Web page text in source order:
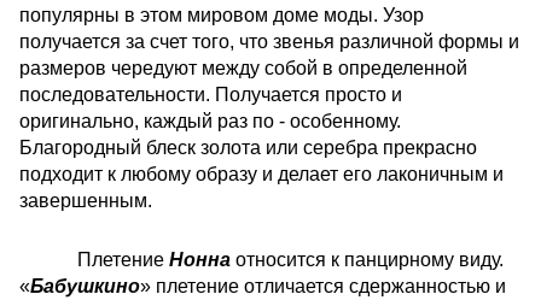
популярны в этом мировом доме моды. Узор
получается за счет того, что звенья различной формы и
размеров чередуют между собой в определенной
последовательности. Получается просто и
оригинально, каждый раз по - особенному.
Благородный блеск золота или серебра прекрасно
подходит к любому образу и делает его лаконичным и
завершенным.
Плетение Нонна относится к панцирному виду.
«Бабушкино» плетение отличается сдержанностью и